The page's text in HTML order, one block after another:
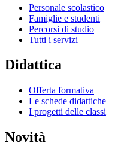
Personale scolastico
Famiglie e studenti
Percorsi di studio
Tutti i servizi
Didattica
Offerta formativa
Le schede didattiche
I progetti delle classi
Novità